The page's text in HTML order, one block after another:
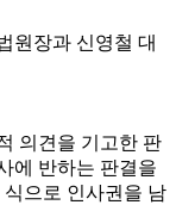
원장과 신영철 대
의견을 기고한 판
에 반하는 판결을
으로 인사권을 남